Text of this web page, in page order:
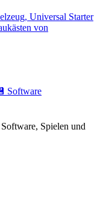
Universal Starter
von
Software
Spielen und